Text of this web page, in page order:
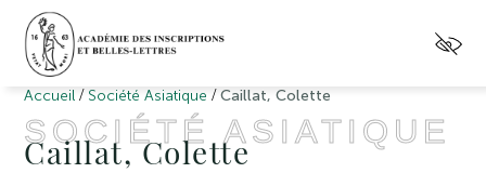
Accueil / Société Asiatique /Caillat, Colette
SOCIÉTÉ ASIATIQUE
Caillat, Colette